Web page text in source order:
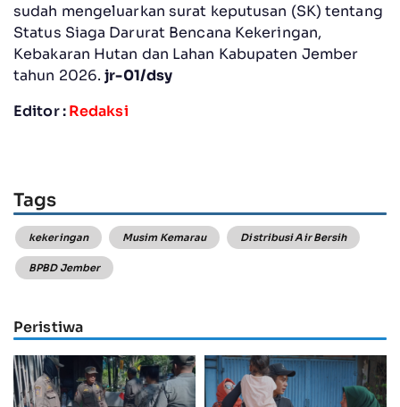
sudah mengeluarkan surat keputusan (SK) tentang
Status Siaga Darurat Bencana Kekeringan,
Kebakaran Hutan dan Lahan Kabupaten Jember
tahun 2026.jr-01/dsy
Editor :Redaksi
Tags
kekeringan Musim Kemarau Distribusi Air Bersih
BPBD Jember
Peristiwa